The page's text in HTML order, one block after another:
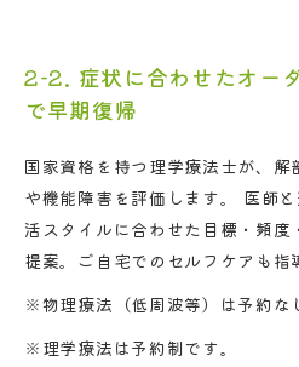
2-2. 症状に合わせたオー
で早期復帰
国家資格を持つ理学療法士が、
や機能障害を評価します。 医師
活スタイルに合わせた目標・頻
提案。ご自宅でのセルフケアも指
※物理療法（低周波等）は予約な
※理学療法は予約制です。